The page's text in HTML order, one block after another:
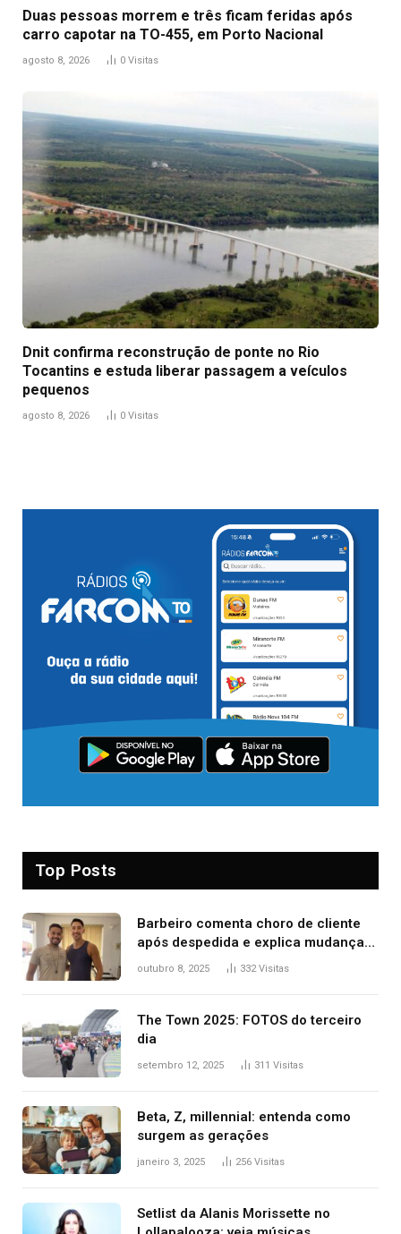
Duas pessoas morrem e três ficam feridas após
carro capotar na TO-455, em Porto Nacional
agosto 8, 2026 0 Visitas
Dnit confirma reconstrução de ponte no Rio
Tocantins e estuda liberar passagem a veículos
pequenos
agosto 8, 2026 0 Visitas
Top Posts
Barbeiro comenta choro de cliente
após despedida e explica mudança
para o TO: ‘Não esperava atingir
outubro 8, 2025 332Visitas
The Town 2025: FOTOS do terceiro
dia
setembro 12, 2025 311 Visitas
Beta, Z, millennial: entenda como
surgem as gerações
janeiro 3, 2025 256 Visitas
Setlist da Alanis Morissette no